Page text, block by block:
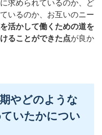
求められているのか、ど
いるのか、お互いのニー
活かして働くための道を
ることができた点が良か
やどのような
いたかについ